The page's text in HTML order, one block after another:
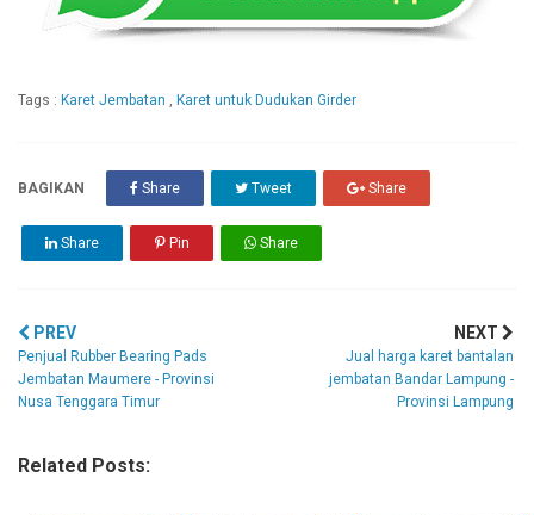
Tags : Karet Jembatan , Karet untuk Dudukan Girder
BAGIKAN Share Tweet Share
Share Pin Share
PREV
Penjual Rubber Bearing Pads
Jembatan Maumere - Provinsi
Nusa Tenggara Timur
NEXT
Jual harga karet bantalan
jembatan Bandar Lampung -
Provinsi Lampung
Related Posts: